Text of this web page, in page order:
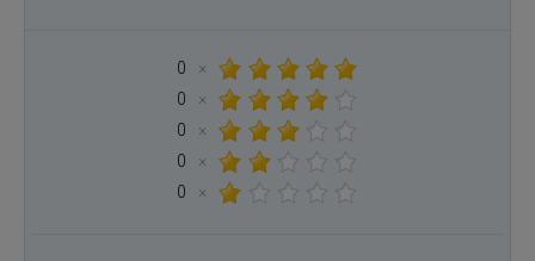
0
×
0
×
0
×
0
×
0
×